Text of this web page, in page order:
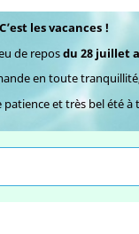
les vacances !
de reposdu 28 juillet
en toute
et très bel été